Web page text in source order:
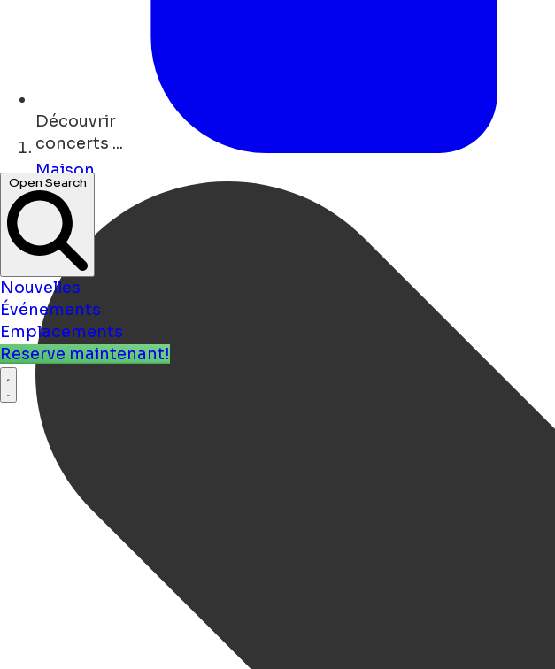
Découvrir
concerts ...
cafés ...
Open Search
Nouvelles
Événements
Emplacements
Reserve maintenant!
Maison